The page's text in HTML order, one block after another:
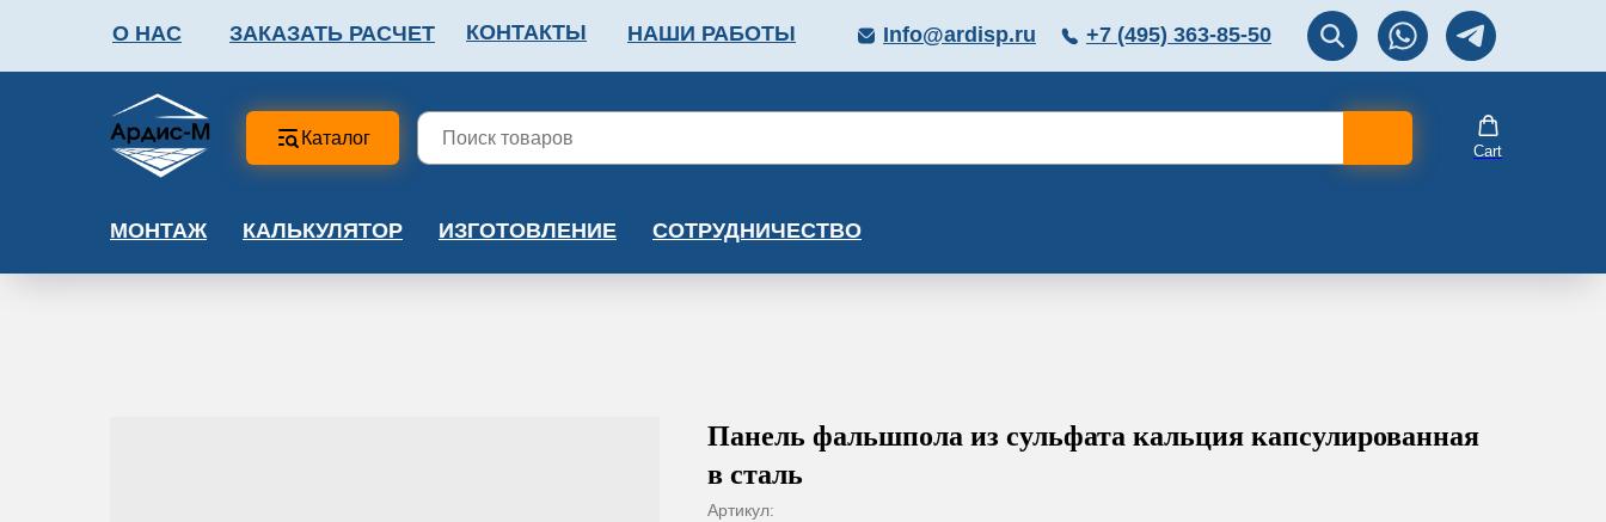
Перезвоните мне!
О НАС ЗАКАЗАТЬ РАСЧЕТ КОНТАКТЫ НАШИ РАБОТЫ +7 (495) 363-85-50
Info@ardisp.ru
ФАЛЬШПОЛ
Каталог
Cart
МОНТАЖ КАЛЬКУЛЯТОР ИЗГОТОВЛЕНИЕ СОТРУДНИЧЕСТВО
Панель фальшпола из сульфата кальция капсулированная
в сталь
Артикул: